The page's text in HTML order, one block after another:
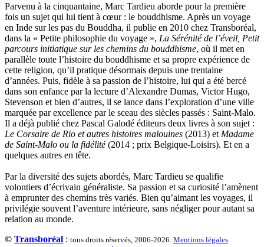
Urbain Jean-Didier
Valéry Philippe
Valentin Jean-Pierre
Valverde Benjamin
Vayron Isabelle
Vayron Xavier
Vera Siphay
Victor Daphné
Victor Paul-Émile
Victor Stéphane
Vignon Vincent
Villemagne François-Xavier de
Weill-Parot Nicolas
Weis Robert
Yger Yves
Parvenu à la cinquantaine, Marc Tardieu aborde pour la première
fois un sujet qui lui tient à cœur : le bouddhisme. Après un voyage
en Inde sur les pas du Bouddha, il publie en 2010 chez Transboréal,
dans la « Petite philosophie du voyage », La Sérénité de l’éveil, Petit
parcours initiatique sur les chemins du bouddhisme, où il met en
parallèle toute l’histoire du bouddhisme et sa propre expérience de
cette religion, qu’il pratique désormais depuis une trentaine
d’années. Puis, fidèle à sa passion de l’histoire, lui qui a été bercé
dans son enfance par la lecture d’Alexandre Dumas, Victor Hugo,
Stevenson et bien d’autres, il se lance dans l’exploration d’une ville
marquée par excellence par le sceau des siècles passés : Saint-Malo.
Il a déjà publié chez Pascal Galodé éditeurs deux livres à son sujet :
Le Corsaire de Rio et autres histoires malouines (2013) et Madame
de Saint-Malo ou la fidélité(2014 ; prix Belgique-Loisirs). Et en a
quelques autres en tête.
Par la diversité des sujets abordés, Marc Tardieu se qualifie
volontiers d’écrivain généraliste. Sa passion et sa curiosité l’amènent
à emprunter des chemins très variés. Bien qu’aimant les voyages, il
privilégie souvent l’aventure intérieure, sans négliger pour autant sa
relation au monde.
© Transboréal : tous droits réservés, 2006-2026. Mentions légales